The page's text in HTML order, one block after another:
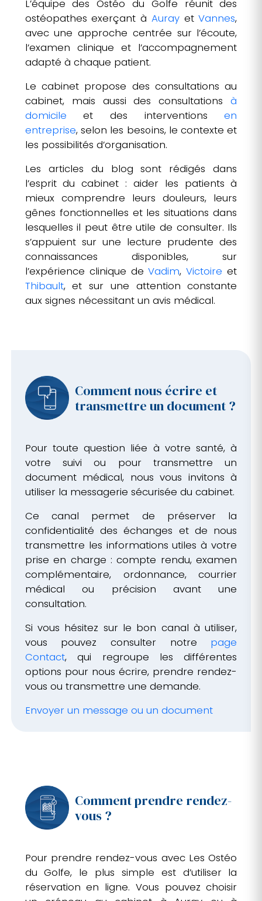
L’équipe des Ostéo du Golfe réunit des
ostéopathes exerçant à AurayetVannes,
avec une approche centrée sur l’écoute,
l’examen clinique et l’accompagnement
adapté à chaque patient.
Le cabinet propose des consultations au
cabinet, mais aussi des consultationsà
domicile et des interventionsen
entreprise, selon les besoins, le contexte et
les possibilités d’organisation.
Les articles du blog sont rédigés dans
l’esprit du cabinet : aider les patients à
mieux comprendre leurs douleurs, leurs
gênes fonctionnelles et les situations dans
lesquelles il peut être utile de consulter. Ils
s’appuient sur une lecture prudente des
connaissances disponibles, sur
l’expérience clinique deVadim,Victoire et
Thibault, et sur une attention constante
aux signes nécessitant un avis médical.
Comment nous écrire et
transmettre un document ?
Pour toute question liée à votre santé, à
votre suivi ou pour transmettre un
document médical, nous vous invitons à
utiliser la messagerie sécurisée du cabinet.
Ce canal permet de préserver la
confidentialité des échanges et de nous
transmettre les informations utiles à votre
prise en charge : compte rendu, examen
complémentaire, ordonnance, courrier
médical ou précision avant une
consultation.
Si vous hésitez sur le bon canal à utiliser,
vous pouvez consulter notre page
Contact, qui regroupe les différentes
options pour nous écrire, prendre rendez-
vous ou transmettre une demande.
Envoyer un message ou un document
Comment prendre rendez-
vous ?
Pour prendre rendez-vous avec Les Ostéo
du Golfe, le plus simple est d’utiliser la
réservation en ligne. Vous pouvez choisir